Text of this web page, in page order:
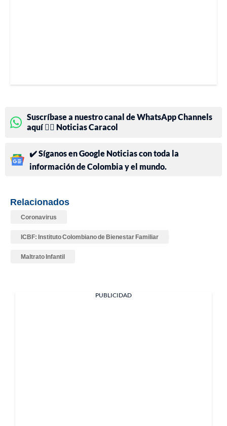
Suscríbase a nuestro canal de WhatsApp Channels
aquí 👉🏻 Noticias Caracol
✔️ Síganos en Google Noticias con toda la
información de Colombia y el mundo.
Relacionados
Coronavirus
ICBF: Instituto Colombiano de Bienestar Familiar
Maltrato Infantil
PUBLICIDAD